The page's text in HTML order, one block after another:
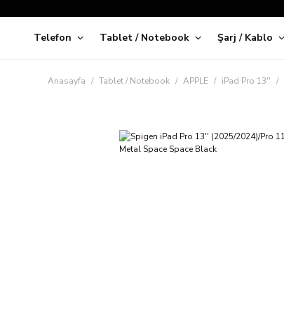
Telefon Tablet / Notebook Şarj / Kablo
Anasayfa Tablet / Notebook APPLE iPad Pro 13''